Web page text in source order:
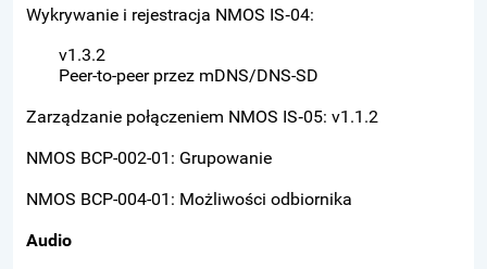
Wykrywanie i rejestracja NMOS IS‑04:
v1.3.2
Peer-to-peer przez mDNS/DNS-SD
Zarządzanie połączeniem NMOS IS‑05: v1.1.2
NMOS BCP-002-01: Grupowanie
NMOS BCP-004-01: Możliwości odbiornika
Audio